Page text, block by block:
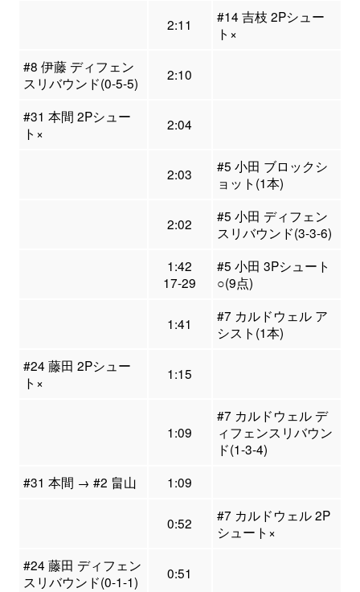
2:11
#14 吉枝 2Pシュー
ト×
#8 伊藤 ディフェン
スリバウンド(0-5-5)
2:10
#31 本間 2Pシュー
ト×
2:04
2:03
#5 小田 ブロックシ
ョット(1本)
2:02
#5 小田 ディフェン
スリバウンド(3-3-6)
1:42
17-29
#5 小田 3Pシュート
○(9点)
1:41
#7 カルドウェル ア
シスト(1本)
#24 藤田 2Pシュー
ト×
1:15
1:09
#7 カルドウェル デ
ィフェンスリバウン
ド(1-3-4)
#31 本間 → #2 畠山
1:09
0:52
#7 カルドウェル 2P
シュート×
#24 藤田 ディフェン
スリバウンド(0-1-1)
0:51